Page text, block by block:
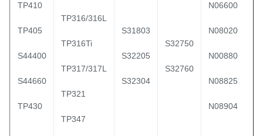
TP410
TP405
S44400
S44660
TP430
TP316/316L
TP316Ti
TP317/317L
TP321
TP347
S31803
S32205
S32304
S32750
S32760
N06600
N08020
N00880
N08825
N08904